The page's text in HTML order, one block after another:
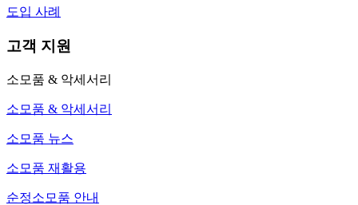
도입 사례
고객 지원
소모품 & 악세서리
소모품 & 악세서리
소모품 뉴스
소모품 재활용
순정소모품 안내